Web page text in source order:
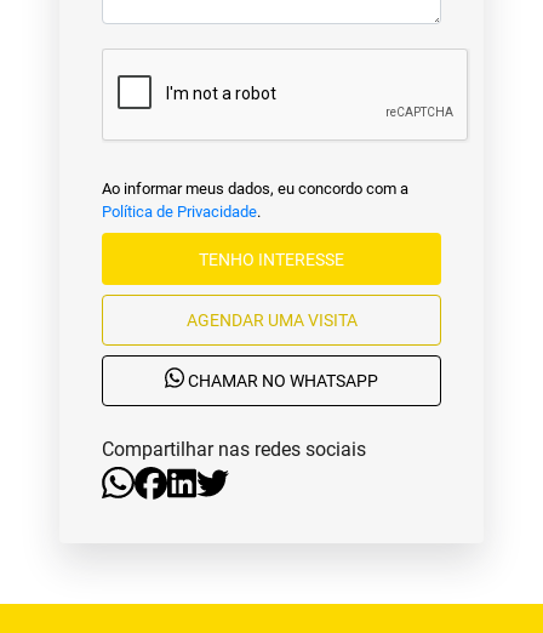
Ao informar meus dados, eu concordo com a
Política de Privacidade.
TENHO INTERESSE
AGENDAR UMA VISITA
CHAMAR NO WHATSAPP
Compartilhar nas redes sociais